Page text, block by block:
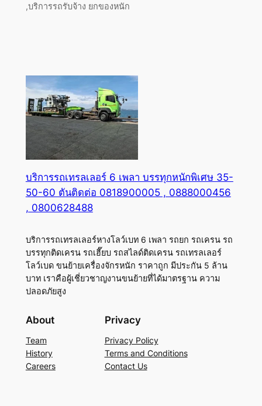
,บริการรถรับจ้าง ยกของหนัก
บริการรถเทรลเลอร์ 6 เพลา บรรทุกหนักพิเศษ 35-
50-60 ตันติดต่อ 0818900005 , 0888000456
, 0800628488
บริการรถเทรลเลอร์หางโลว์เบท 6 เพลา รถยก รถเครน รถ
บรรทุกติดเครน รถเฮี๊ยบ รถสไลด์ติดเครน รถเทรลเลอร์
โลว์เบด ขนย้ายเครื่องจักรหนัก ราคาถูก มีประกัน 5 ล้าน
บาท เราคือผู้เชี่ยวชาญงานขนย้ายที่ได้มาตรฐาน ความ
ปลอดภัยสูง
About
Team
History
Careers
Privacy
Privacy Policy
Terms and Conditions
Contact Us